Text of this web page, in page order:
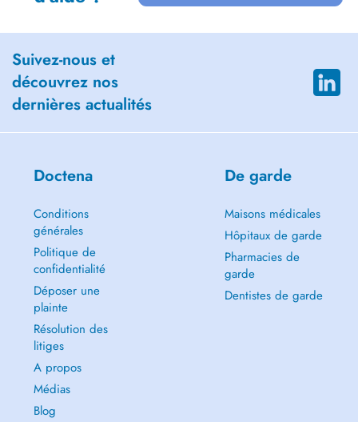
Suivez-nous et
découvrez nos
dernières actualités
Doctena
Conditions
générales
Politique de
confidentialité
Déposer une
plainte
Résolution des
litiges
A propos
Médias
Blog
De garde
Maisons médicales
Hôpitaux de garde
Pharmacies de
garde
Dentistes de garde